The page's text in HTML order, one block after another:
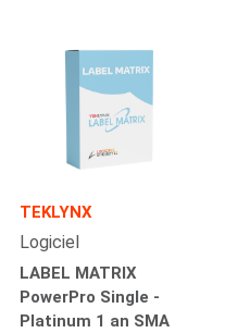
TEKLYNX
Logiciel
LABEL MATRIX
PowerPro Single -
Platinum 1 an SMA